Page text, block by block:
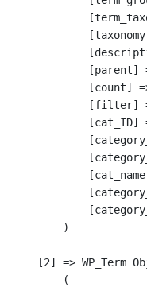
[parent]
[count]
[filter]
[cat_ID]
        )
[2] => WP_Term
        (